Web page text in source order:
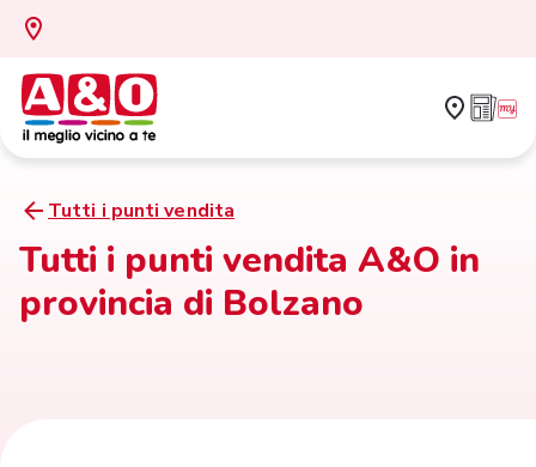
Tutti i punti vendita
Tutti i punti vendita A&O in
provincia di Bolzano